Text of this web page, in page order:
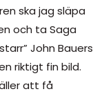
ska jag släpa
och ta Saga
John Bauers
riktigt fin bild.
att få